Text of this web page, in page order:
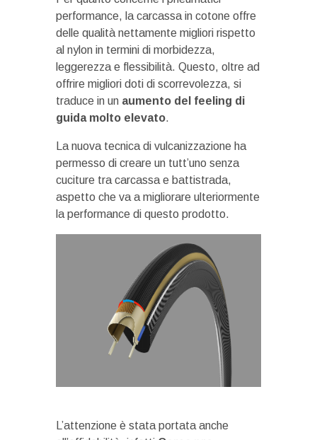
performance, la carcassa in cotone offre
delle qualità nettamente migliori rispetto
al nylon in termini di morbidezza,
leggerezza e flessibilità. Questo, oltre ad
offrire migliori doti di scorrevolezza, si
traduce in un aumento del feeling di
guida molto elevato.
La nuova tecnica di vulcanizzazione ha
permesso di creare un tutt’uno senza
cuciture tra carcassa e battistrada,
aspetto che va a migliorare ulteriormente
la performance di questo prodotto.
L’attenzione è stata portata anche